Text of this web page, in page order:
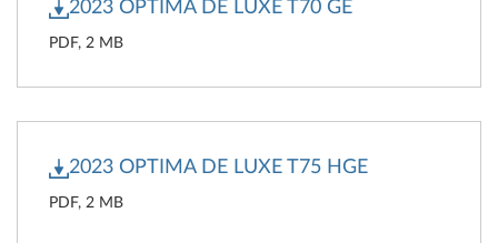
2023 OPTIMA DE LUXE T70 GE
PDF, 2 MB
2023 OPTIMA DE LUXE T75 HGE
PDF, 2 MB